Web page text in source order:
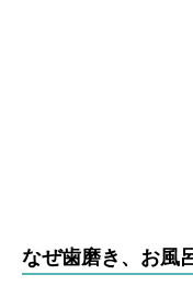
なぜ歯磨き、お風